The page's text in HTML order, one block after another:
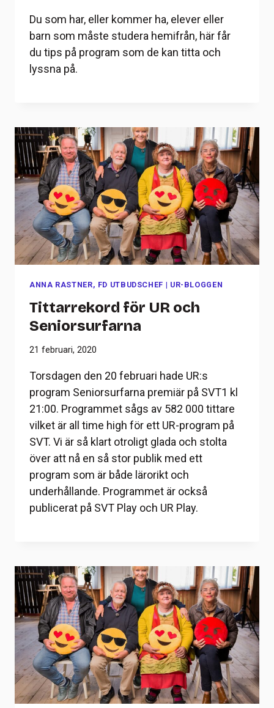
Du som har, eller kommer ha, elever eller
barn som måste studera hemifrån, här får
du tips på program som de kan titta och
lyssna på.
ANNA RASTNER, FD UTBUDSCHEF | UR-BLOGGEN
Tittarrekord för UR och
Seniorsurfarna
21 februari, 2020
Torsdagen den 20 februari hade UR:s
program Seniorsurfarna premiär på SVT1 kl
21:00. Programmet sågs av 582 000 tittare
vilket är all time high för ett UR-program på
SVT. Vi är så klart otroligt glada och stolta
över att nå en så stor publik med ett
program som är både lärorikt och
underhållande. Programmet är också
publicerat på SVT Play och UR Play.